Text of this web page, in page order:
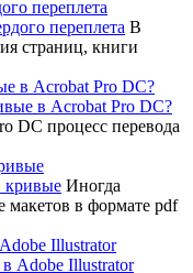
переплета
В
страниц, книги
в Acrobat Pro DC?
DC процесс перевода
Иногда
макетов в формате pdf
Illustrator